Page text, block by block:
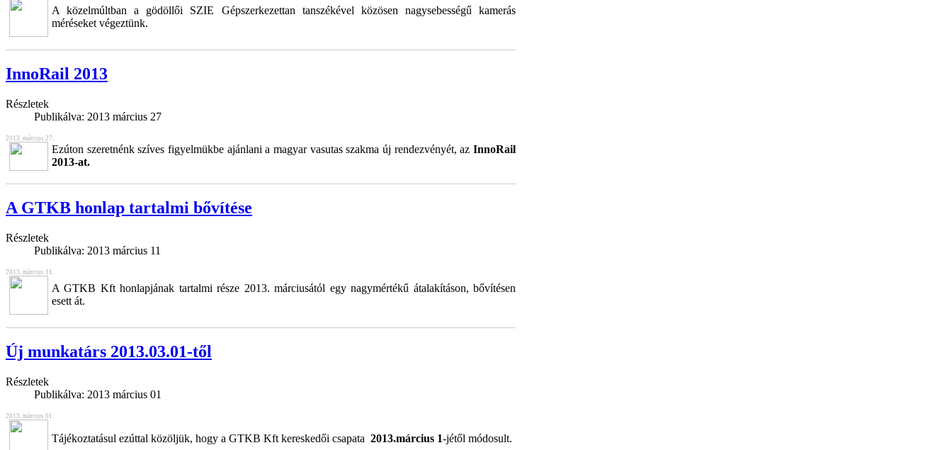
A közelmúltban a gödöllői SZIE Gépszerkezettan tanszékével közösen nagysebességű kamerás
méréseket végeztünk.
InnoRail 2013
Részletek
Publikálva: 2013 március 27
2013. március 27.
Ezúton szeretnénk szíves figyelmükbe ajánlani a magyar vasutas szakma új rendezvényét, az InnoRail
2013-at.
A GTKB honlap tartalmi bővítése
Részletek
Publikálva: 2013 március 11
2013. március 11.
A GTKB Kft honlapjának tartalmi része 2013. márciusától egy nagymértékű átalakításon, bővítésen
esett át.
Új munkatárs 2013.03.01-től
Részletek
Publikálva: 2013 március 01
2013. március 01.
Tájékoztatásul ezúttal közöljük, hogy a GTKB Kft kereskedői csapata 2013.március 1-jétől módosult.